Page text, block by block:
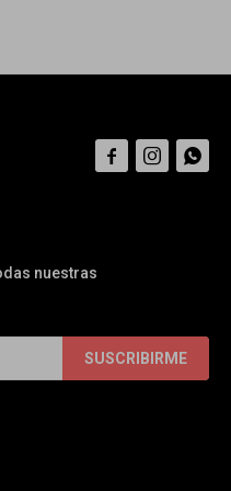
nuestras
SUSCRIBIRME
  